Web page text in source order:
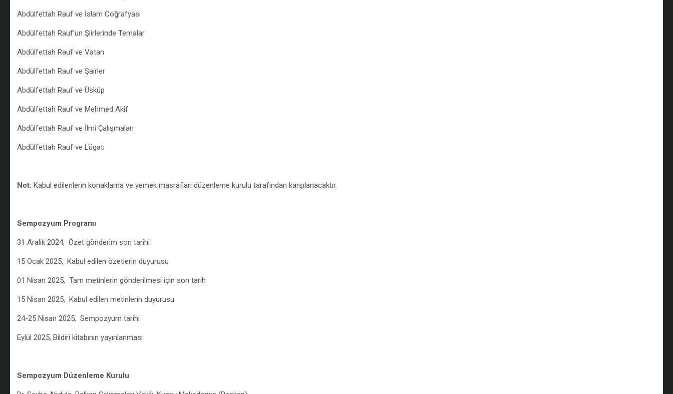
Abdülfettah Rauf ve İslam Coğrafyası
Abdülfettah Rauf’un Şiirlerinde Temalar
Abdülfettah Rauf ve Vatan
Abdülfettah Rauf ve Şairler
Abdülfettah Rauf ve Üsküp
Abdülfettah Rauf ve Mehmed Akif
Abdülfettah Rauf ve İlmi Çalışmaları
Abdülfettah Rauf ve Lügatı
Not: Kabul edilenlerin konaklama ve yemek masrafları düzenleme kurulu tarafından karşılanacaktır.
Sempozyum Programı
31 Aralık 2024, Özet gönderim son tarihi
15 Ocak 2025, Kabul edilen özetlerin duyurusu
01 Nisan 2025, Tam metinlerin gönderilmesi için son tarih
15 Nisan 2025, Kabul edilen metinlerin duyurusu
24-25 Nisan 2025, Sempozyum tarihi
Eylül 2025, Bildiri kitabının yayınlanması
Sempozyum Düzenleme Kurulu